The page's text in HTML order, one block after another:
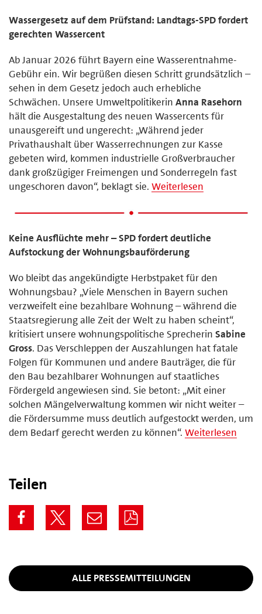
Wassergesetz auf dem Prüfstand: Landtags-SPD fordert
gerechten Wassercent
Ab Januar 2026 führt Bayern eine Wasserentnahme-
Gebühr ein. Wir begrüßen diesen Schritt grundsätzlich –
sehen in dem Gesetz jedoch auch erhebliche
Schwächen. Unsere Umweltpolitikerin Anna Rasehorn
hält die Ausgestaltung des neuen Wassercents für
unausgereift und ungerecht: „Während jeder
Privathaushalt über Wasserrechnungen zur Kasse
gebeten wird, kommen industrielle Großverbraucher
dank großzügiger Freimengen und Sonderregeln fast
ungeschoren davon“, beklagt sie. Weiterlesen
Keine Ausflüchte mehr – SPD fordert deutliche
Aufstockung der Wohnungsbauförderung
Wo bleibt das angekündigte Herbstpaket für den
Wohnungsbau? „Viele Menschen in Bayern suchen
verzweifelt eine bezahlbare Wohnung – während die
Staatsregierung alle Zeit der Welt zu haben scheint“,
kritisiert unsere wohnungspolitische Sprecherin Sabine
Gross. Das Verschleppen der Auszahlungen hat fatale
Folgen für Kommunen und andere Bauträger, die für
den Bau bezahlbarer Wohnungen auf staatliches
Fördergeld angewiesen sind. Sie betont: „Mit einer
solchen Mängelverwaltung kommen wir nicht weiter –
die Fördersumme muss deutlich aufgestockt werden, um
dem Bedarf gerecht werden zu können“. Weiterlesen
Teilen
ALLE PRESSEMITTEILUNGEN